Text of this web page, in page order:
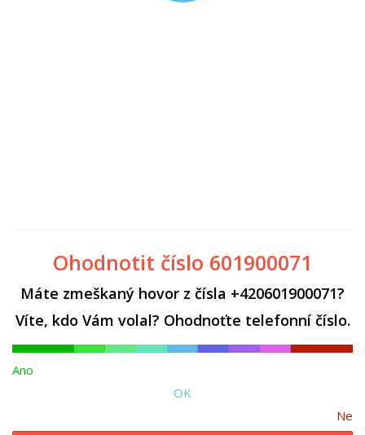
Ohodnotit číslo 601900071
Máte zmeškaný hovor z čísla +420601900071?
Víte, kdo Vám volal? Ohodnoťte telefonní číslo.
Ano
OK
Ne